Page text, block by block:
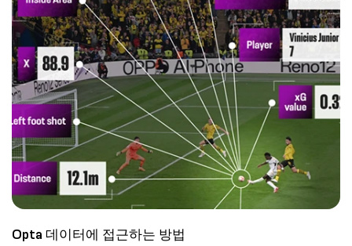
Opta 데이터에 접근하는 방법